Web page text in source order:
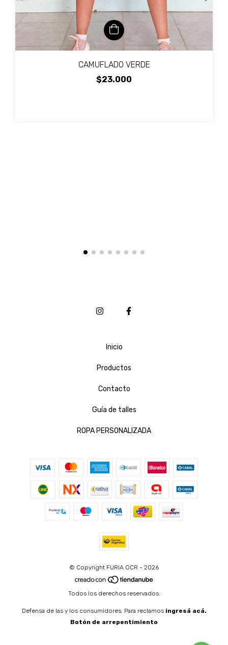
CAMUFLADO VERDE
$23.000
Inicio
Productos
Contacto
Guía de talles
ROPA PERSONALIZADA
© Copyright FURIA OCR - 2026
Todos los derechos reservados.
Defensa de las y los consumidores. Para reclamos ingresá acá.
Botón de arrepentimiento